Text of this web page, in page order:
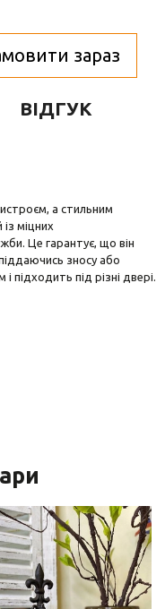
зараз
ВІДГУК
а стильним
міцних
Це гарантує, що він
зносу або
підходить під різні двері.